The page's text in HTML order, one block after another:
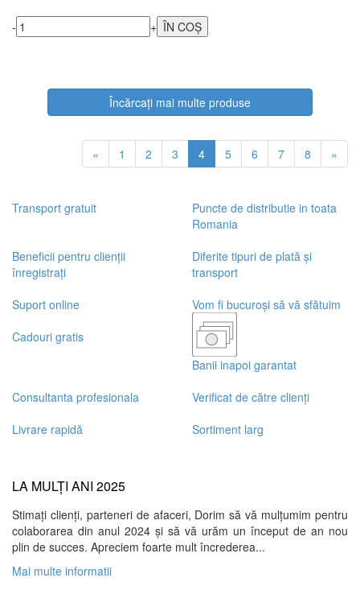
- +
Încărcați mai multe produse
« 1 2 3 4 5 6 7 8 »
Transport gratuit
Puncte de distributie in toata
Romania
Beneficii pentru clienții
înregistrați
Diferite tipuri de plată și
transport
Suport online
Vom fi bucuroși să vă sfătuim
Cadouri gratis
Banii inapoi garantat
Consultanta profesionala
Verificat de către clienți
Livrare rapidă
Sortiment larg
LA MULȚI ANI 2025
Stimați clienți, parteneri de afaceri, Dorim să vă mulțumim pentru
colaborarea din anul 2024 și să vă urăm un început de an nou
plin de succes. Apreciem foarte mult încrederea...
Mai multe informatii